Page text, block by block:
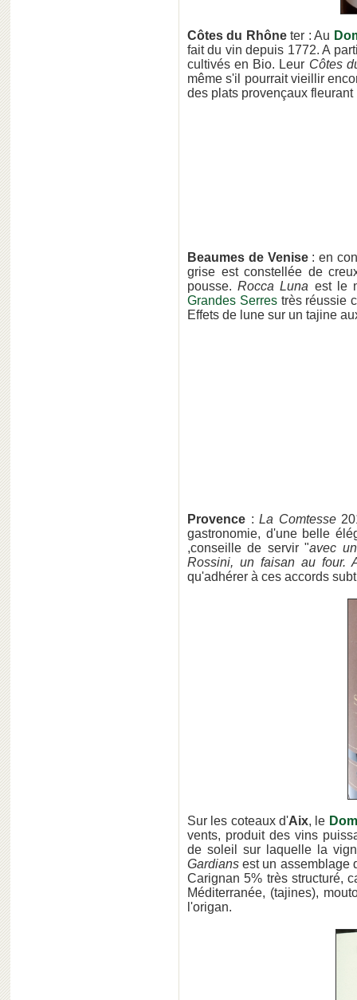
Côtes du Rhôneter : Au
fait du vin depuis 1772. A
cultivés en Bio. Leur Côtes
même s'il pourrait vieillir
des plats provençaux
Beaumes de Venise: en
grise est constellée de
pousse.Rocca Luna est le
Grandes Serrestrès réussie
Effets de lune sur un tajine
Provence :La Comtesse
gastronomie, d'une belle
,conseille de servir "avec
Rossini, un faisan au
qu'adhérer à ces accords
Sur les coteaux d'Aix, le
vents, produit des vins
de soleil sur laquelle la
Gardiansest un assemblage
Carig­nan 5% très structuré,
Méditerranée, (tajines),
l'origan.